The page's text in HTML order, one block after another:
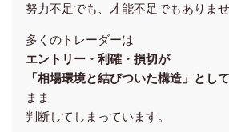
努力不足でも、才能不足でもありませ
多くのトレーダーは
エントリー・利確・損切が
「相場環境と結びついた構造」とし
まま
判断してしまっています。